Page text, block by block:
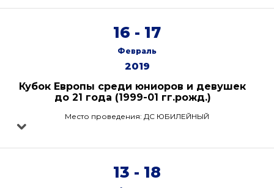
16 - 17
Февраль
2019
Кубок Европы среди юниоров и девушек
до 21 года (1999-01 гг.рожд.)
Место проведения: ДС ЮБИЛЕЙНЫЙ
13 - 18